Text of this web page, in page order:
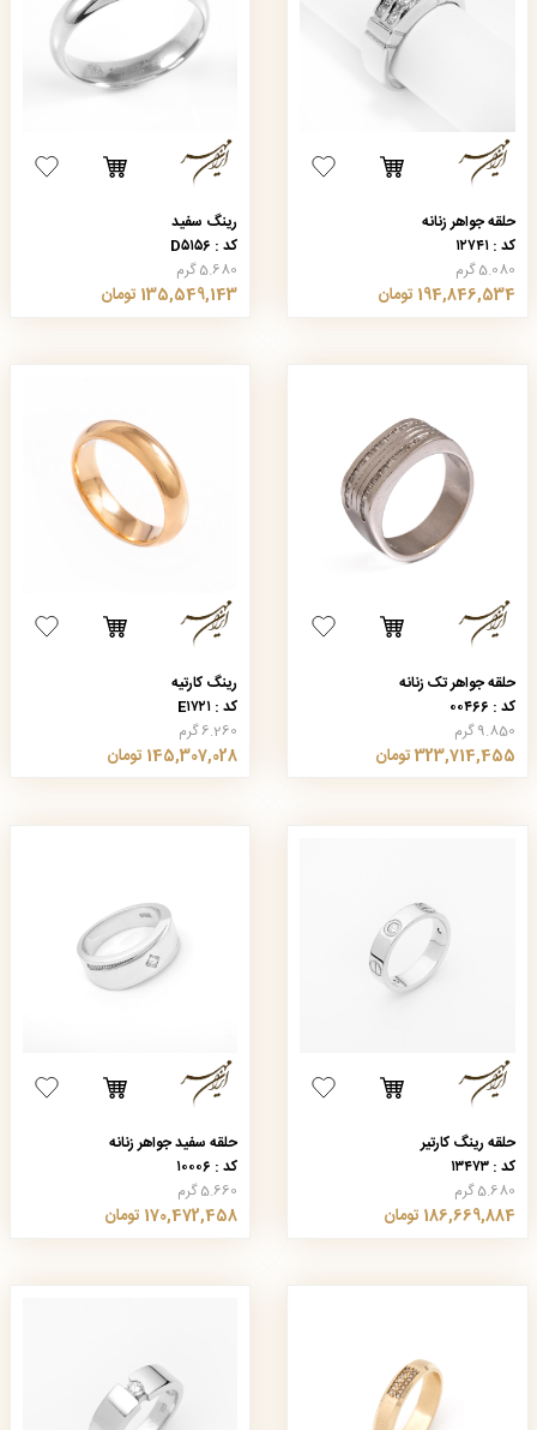
حلقه جواهر زنانه
کد : ۱۲۷۴۱
5.080 گرم
194,846,534 تومان
رینگ سفید
کد : D۵۱۵۶
5.680 گرم
135,549,143 تومان
حلقه جواهر تک زنانه
کد : ۰۰۴۶۶
9.850 گرم
323,714,455 تومان
رینگ کارتیه
کد : E۱۷۲۱
6.260 گرم
145,307,028 تومان
حلقه رینگ کارتیر
کد : ۱۳۴۷۳
5.680 گرم
186,669,884 تومان
حلقه سفید جواهر زنانه
کد : ۱۰۰۰۶
5.660 گرم
170,472,458 تومان